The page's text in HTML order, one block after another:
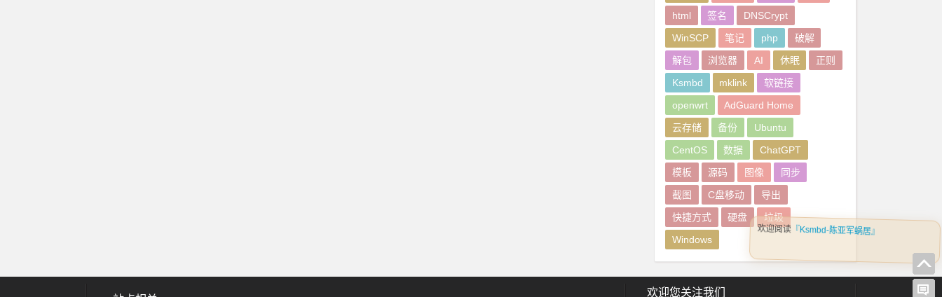
html
签名
DNSCrypt
WinSCP
笔记 php
破解
解包
浏览器 AI 休眠
正则
Ksmbd
mklink
软链接
openwrt
AdGuard Home
云存储
备份
Ubuntu
CentOS
数据
ChatGPT
模板
源码 图像
同步
截图
C盘移动
导出
快捷方式
硬盘
垃圾
Windows
欢迎您关注我们